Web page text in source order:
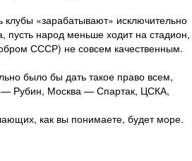
клубы «зарабатывают» исключительно
пусть народ меньше ходит на стадион,
СССР) не совсем качественным.
было бы дать такое право всем,
— Рубин, Москва — Спартак, ЦСКА,
как вы понимаете, будет море.